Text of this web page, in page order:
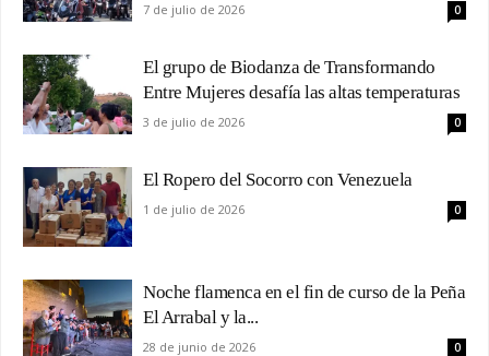
7 de julio de 2026 0
El grupo de Biodanza de Transformando
Entre Mujeres desafía las altas temperaturas
3 de julio de 2026 0
El Ropero del Socorro con Venezuela
1 de julio de 2026 0
Noche flamenca en el fin de curso de la Peña
El Arrabal y la...
28 de junio de 2026 0